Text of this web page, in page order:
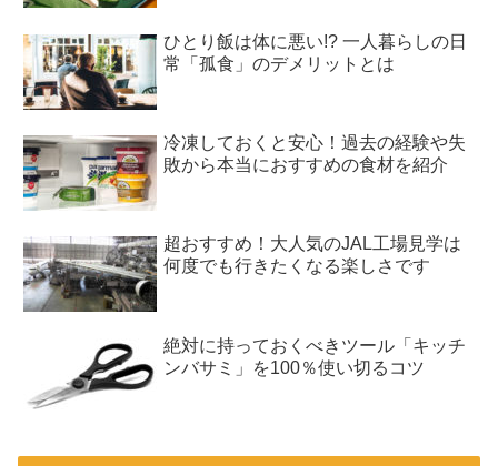
ひとり飯は体に悪い!? 一人暮らしの日
常「孤食」のデメリットとは
冷凍しておくと安心！過去の経験や失
敗から本当におすすめの食材を紹介
超おすすめ！大人気のJAL工場見学は
何度でも行きたくなる楽しさです
絶対に持っておくべきツール「キッチ
ンバサミ」を100％使い切るコツ